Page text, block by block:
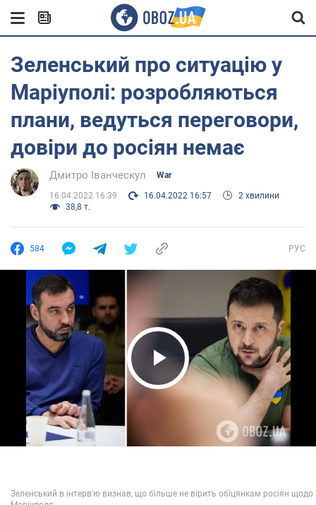
Зеленський про ситуацію у
Маріуполі: розробляються
плани, ведуться переговори,
довіри до росіян немає
Дмитро Іванческул War
16.04.2022 16:39 16.04.2022 16:57
2 хвилини
38,8 т.
584 РУС
Play Video